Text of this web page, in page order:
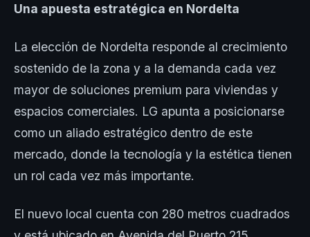
Una apuesta estratégica en Nordelta
La elección de Nordelta responde al crecimiento
sostenido de la zona y a la demanda cada vez
mayor de soluciones premium para viviendas y
espacios comerciales. LG apunta a posicionarse
como un aliado estratégico dentro de este
mercado, donde la tecnología y la estética tienen
un rol cada vez más importante.
El nuevo local cuenta con 280 metros cuadrados